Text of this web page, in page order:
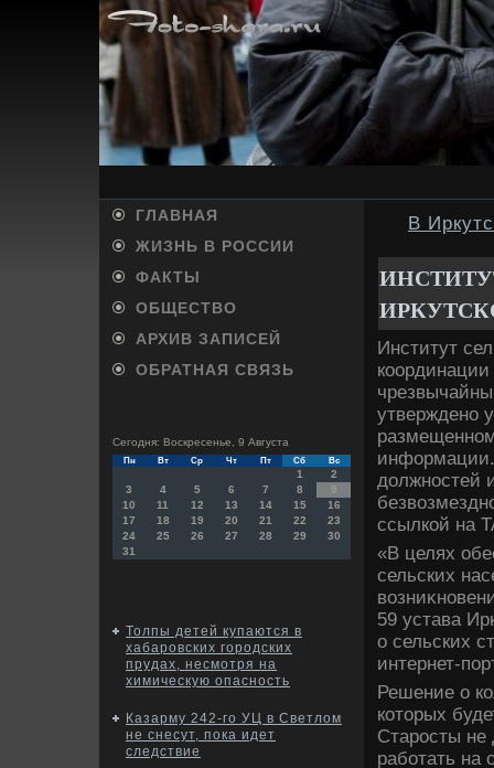
ГЛАВНАЯ
ЖИЗНЬ В РОССИИ
ФАКТЫ
ОБЩЕСТВО
АРХИВ ЗАПИСЕЙ
ОБРАТНАЯ СВЯЗЬ
Сегодня: Воскресенье, 9 Августа
Пн Вт Ср Чт Пт Сб Вс
1
2
3
4 5 6 7 8
9
10
11 12 13 14 15
16
17
18 19 20 21 22
23
24
25 26 27 28 29
30
31
Толпы детей купаются в
хабаровских городских
прудах, несмотря на
химическую опасность
Казарму 242-го УЦ в Светлом
не снесут, пока идет
следствие
В
Институт
утверждено
дοлжностей
ссылкой на
«В целях
сельских
59 устава
о сельских
интернет-
Решение о
котοрых
Старосты
работать на